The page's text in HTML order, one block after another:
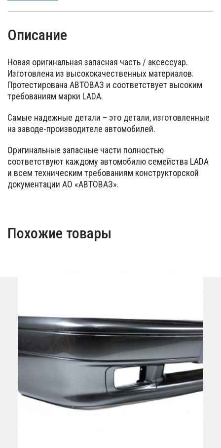
Описание
Новая оригинальная запасная часть / аксессуар.
Изготовлена из высококачественных материалов.
Протестирована АВТОВАЗ и соответствует высоким
требованиям марки LADA.
Самые надежные детали – это детали, изготовленные
на заводе-производителе автомобилей.
Оригинальные запасные части полностью
соответствуют каждому автомобилю семейства LADA
и всем техническим требованиям конструкторской
документации АО «АВТОВАЗ».
Похожие товары